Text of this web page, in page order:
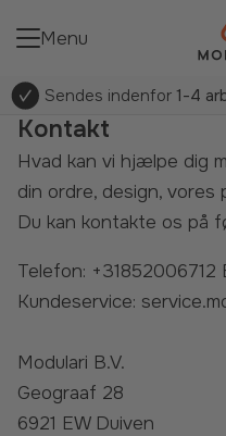
Menu
Sendes indenfor 1-4
Kontakt
Hvad kan vi hjælpe dig med? Har du spørgsmål om
din ordre, design, vores
Du kan kontakte os på
Telefon: +31852006712
Kundeservice:
Modulari B.V.
Geograaf 28
6921 EW Duiven